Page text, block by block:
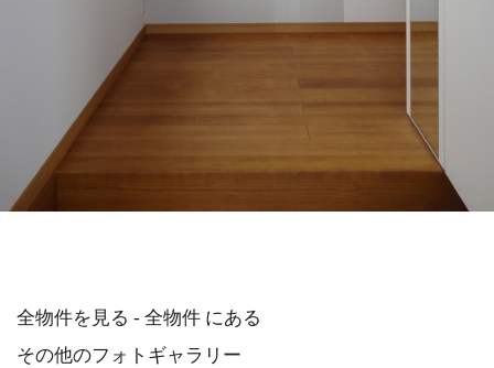
全物件を見る - 全物件 にある
その他のフォトギャラリー